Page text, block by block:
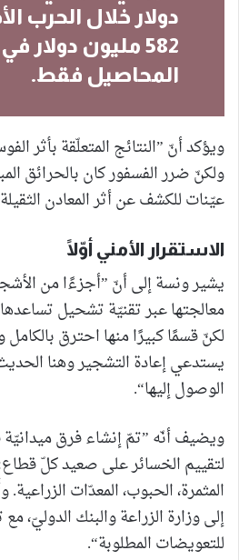
دولار خلال الحرب
582 مليون دولار
المحاصيل فقط.
ويؤكد أنّ ”النتائج المتعلّقة بأثر
ولكنّ ضرر الفسفور كان بالحرائق
عيّنات للكشف عن أثر المعادن
الاستقرار الأمني أوّلًا
يشير ونسة إلى أنّ ”أجزءًا من
معالجتها عبر تقنيّة تشحيل
لكنّ قسمًا كبيرًا منها احترق بالكامل
يستدعي إعادة التشجير وهنا
الوصول إليها“.
ويضيف أنّه ”تمّ إنشاء فرق ميدانيّة
لتقييم الخسائر على صعيد كلّ
المثمرة، الحبوب، المعدّات
إلى وزارة الزراعة والبنك الدوليّ،
للتعويضات المطلوبة“.